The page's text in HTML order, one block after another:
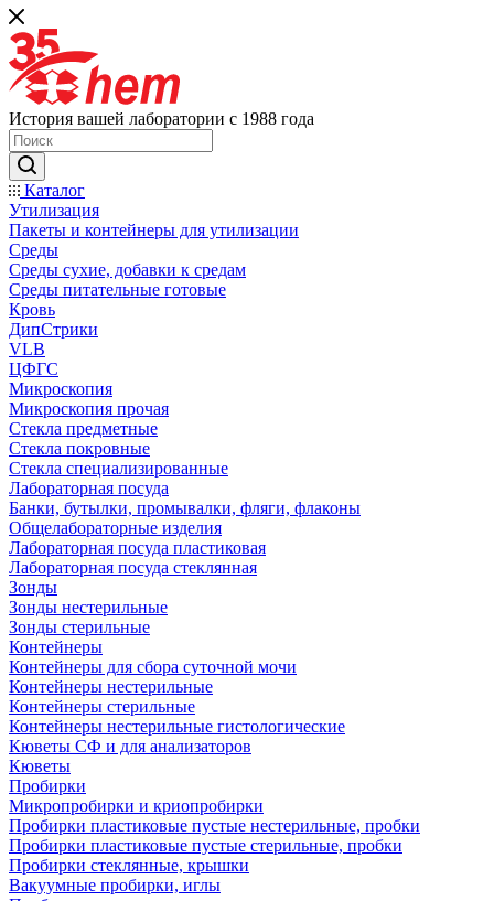
История вашей лаборатории с 1988 года
Каталог
Утилизация
Пакеты и контейнеры для утилизации
Среды
Среды сухие, добавки к средам
Среды питательные готовые
Кровь
ДипСтрики
VLB
ЦФГС
Микроскопия
Микроскопия прочая
Стекла предметные
Стекла покровные
Стекла специализированные
Лабораторная посуда
Банки, бутылки, промывалки, фляги, флаконы
Общелабораторные изделия
Лабораторная посуда пластиковая
Лабораторная посуда стеклянная
Зонды
Зонды нестерильные
Зонды стерильные
Контейнеры
Контейнеры для сбора суточной мочи
Контейнеры нестерильные
Контейнеры стерильные
Контейнеры нестерильные гистологические
Кюветы СФ и для анализаторов
Кюветы
Пробирки
Микропробирки и криопробирки
Пробирки пластиковые пустые нестерильные, пробки
Пробирки пластиковые пустые стерильные, пробки
Пробирки стеклянные, крышки
Вакуумные пробирки, иглы